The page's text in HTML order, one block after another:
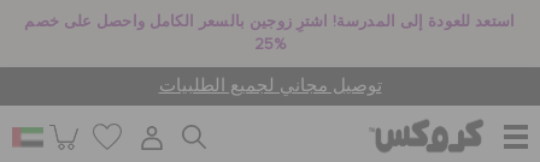
استعد للعودة إلى المدرسة! اشترِ زوجين بالسعر الكامل واحصل على خصم
25%
توصيل مجاني لجميع الطلبيات